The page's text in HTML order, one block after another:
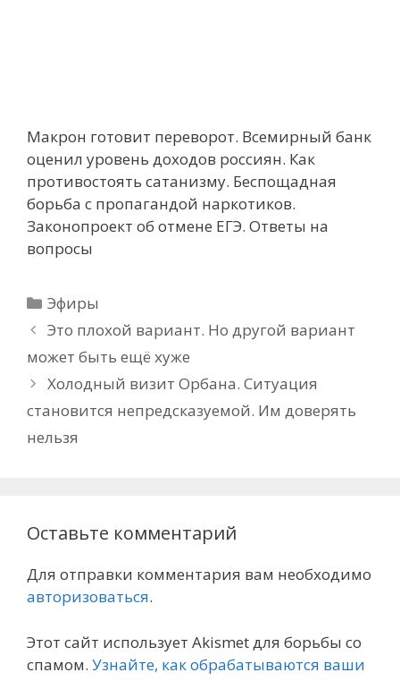
Макрон готовит переворот. Всемирный банк
оценил уровень доходов россиян. Как
противостоять сатанизму. Беспощадная
борьба с пропагандой наркотиков.
Законопроект об отмене ЕГЭ. Ответы на
вопросы
Рубрики
Эфиры
Это плохой вариант. Но другой вариант
может быть ещё хуже
Холодный визит Орбана. Ситуация
становится непредсказуемой. Им доверять
нельзя
Оставьте комментарий
Для отправки комментария вам необходимо
авторизоваться.
Этот сайт использует Akismet для борьбы со
спамом. Узнайте, как обрабатываются ваши